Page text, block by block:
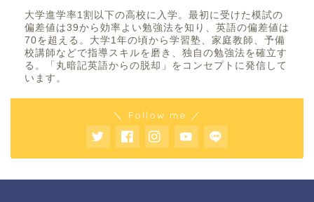
大学進学率1割以下の高校に入学。最初に受けた模試の
偏差値は39から効率よい勉強法を知り、英語の偏差値は
70を超える。大学1年の頃から学習塾、家庭教師、予備
校講師などで指導スキルを磨き、独自の勉強法を確立す
る。「丸暗記英語からの脱却」をコンセプトに発信して
います。
＼ Follow me ／